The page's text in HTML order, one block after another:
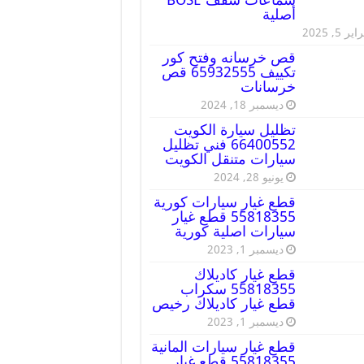
أصلية
5, 2025
قص خرسانه وفتح كور
تكييف 65932555 قص
خرسانات
ديسمبر 18, 2024
تظليل سيارة الكويت
66400552 فني تظليل
سيارات متنقل الكويت
يونيو 28, 2024
قطع غيار سيارات كورية
55818355 قطع غيار
سيارات اصلية كورية
ديسمبر 1, 2023
قطع غيار كاديلاك
55818355 سكراب
قطع غيار كاديلاك رخيص
ديسمبر 1, 2023
قطع غيار سيارات المانية